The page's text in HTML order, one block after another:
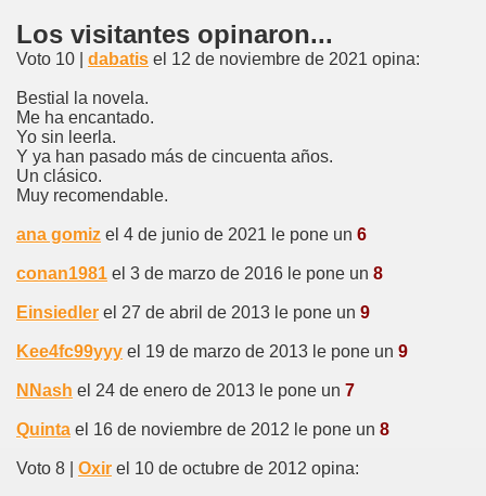
Los visitantes opinaron...
Voto 10 | dabatis el 12 de noviembre de 2021 opina:
Bestial la novela.
Me ha encantado.
Yo sin leerla.
Y ya han pasado más de cincuenta años.
Un clásico.
Muy recomendable.
ana gomiz el 4 de junio de 2021 le pone un 6
conan1981 el 3 de marzo de 2016 le pone un 8
Einsiedler el 27 de abril de 2013 le pone un 9
Kee4fc99yyy el 19 de marzo de 2013 le pone un 9
NNash el 24 de enero de 2013 le pone un 7
Quinta el 16 de noviembre de 2012 le pone un 8
Voto 8 | Oxir el 10 de octubre de 2012 opina: